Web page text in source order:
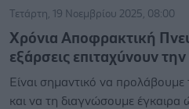
Τετάρτη, 19 Νοεμβρίου 2025, 08:00
Χρόνια Αποφρακτική
εξάρσεις επιταχύνουν
Είναι σημαντικό να
και να τη διαγνώσουμε